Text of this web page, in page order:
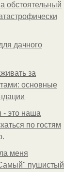
обстоятельный
дачного
за
основные
- это наша
по гостям
меня
пушистый